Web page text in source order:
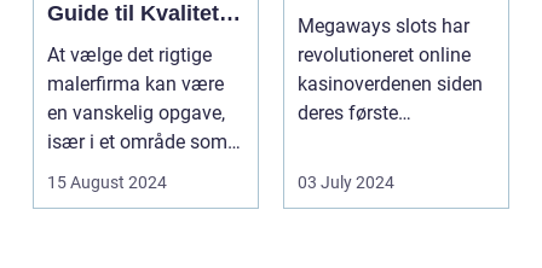
Guide til Kvalitet
og Service
At vælge det rigtige
malerfirma kan være
en vanskelig opgave,
især i et område som
Frederiksberg, hv...
15 August 2024
Megaways slots har
revolutioneret online
kasinoverdenen siden
deres første
spillea...
03 July 2024